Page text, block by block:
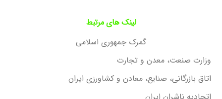
لینک های مرتبط
گمرک جمهوری اسلامی
وزارت صنعت، معدن و تجارت
اتاق بازرگانی، صنایع، معادن و کشاورزی ایران